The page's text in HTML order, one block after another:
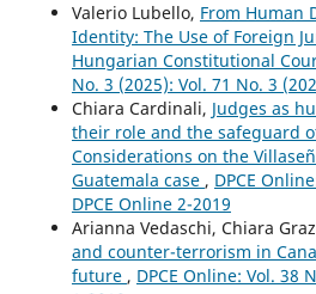
Valerio Lubello, From Human
Identity: The Use of Foreign
Hungarian Constitutional
No. 3 (2025): Vol. 71 No. 3
Chiara Cardinali, Judges as
their role and the safeguard
Considerations on the
Guatemala case , DPCE
DPCE Online 2-2019
Arianna Vedaschi, Chiara
and counter-terrorism in
future , DPCE Online: Vol. 38